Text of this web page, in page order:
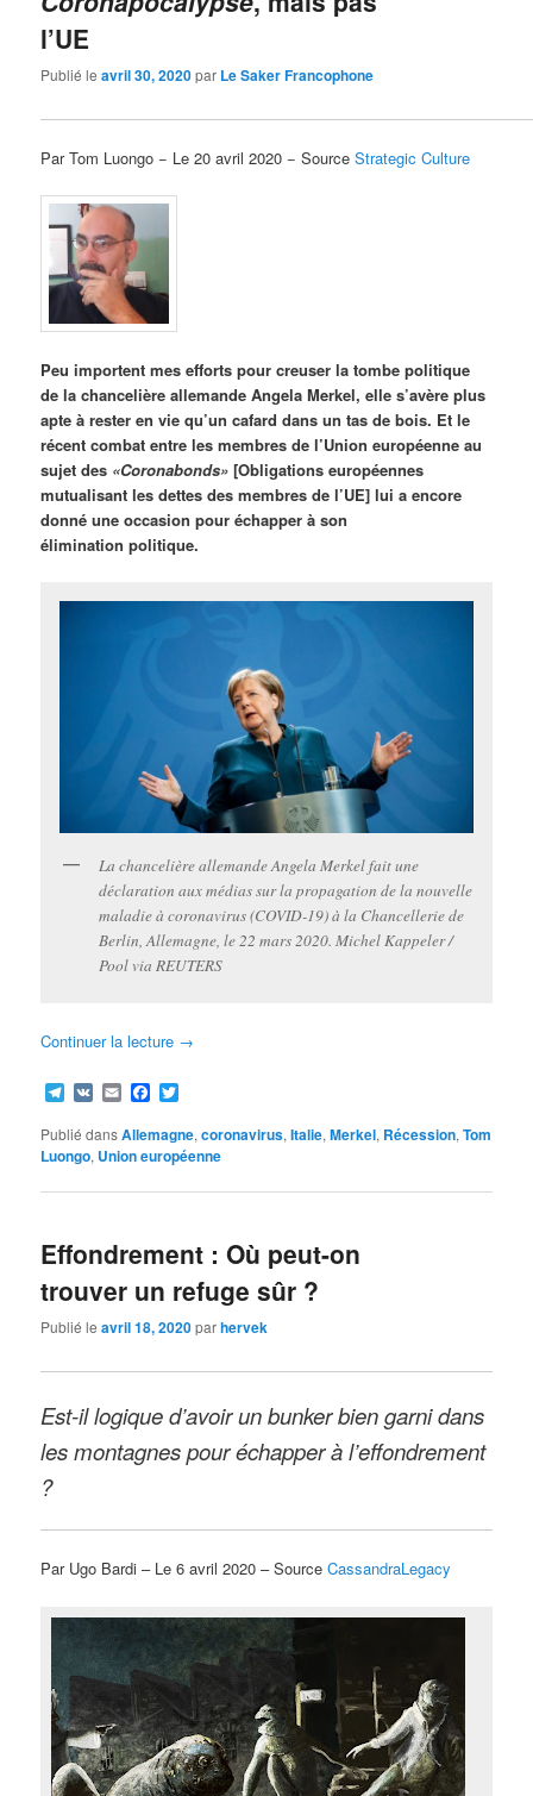
l’UE
Publié leavril 30, 2020par Le Saker Francophone
Par Tom Luongo − Le 20 avril 2020 − SourceStrategic Culture
Peu importent mes efforts pour creuser la tombe politique
de la chancelière allemande Angela Merkel, elle s’avère plus
apte à rester en vie qu’un cafard dans un tas de bois. Et le
récent combat entre les membres de l’Union européenne au
sujet des «Coronabonds» [Obligations européennes
mutualisant les dettes des membres de l’UE] lui a encore
donné une occasion pour échapper à son
élimination politique.
La chancelière allemande Angela Merkel fait une
déclaration aux médias sur la propagation de la nouvelle
maladie à coronavirus (COVID-19) à la Chancellerie de
Berlin, Allemagne, le 22 mars 2020. Michel Kappeler /
Pool via REUTERS
Continuer la lecture →
Telegram
VK EmailFacebook
Publié dansAllemagne,coronavirus,Italie,Merkel, Récession,Tom
Luongo, Union européenne
Effondrement : Où peut-on
trouver un refuge sûr ?
Publié leavril 18, 2020parhervek
Est-il logique d’avoir un bunker bien garni dans
les montagnes pour échapper à l’effondrement
?
Par Ugo Bardi – Le 6 avril 2020 – SourceCassandraLegacy